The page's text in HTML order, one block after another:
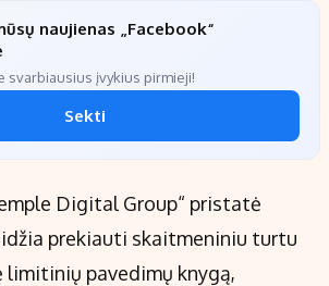
naujienas „Facebook“
svarbiausius įvykius pirmieji!
Sekti
Digital Group“ pristatė
prekiauti skaitmeniniu turtu
pavedimų knygą,